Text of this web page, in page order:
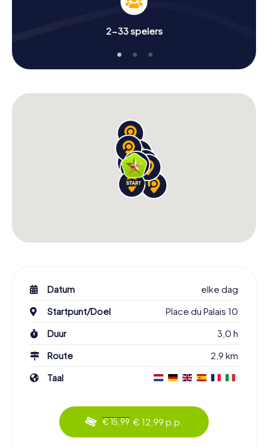
2-33 spelers
Datum
elke dag
Startpunt/Doel
Place du Palais 10
Duur
3,0 h
Route
2,9 km
Taal
€ 15,99 € 12,99 p.p.